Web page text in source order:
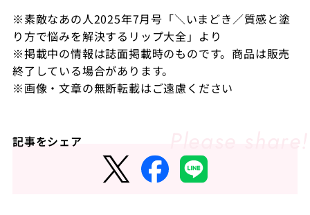
※素敵なあの人2025年7月号「＼いまどき／質感と塗
り方で悩みを解決するリップ大全」より
※掲載中の情報は誌面掲載時のものです。商品は販売
終了している場合があります。
※画像・文章の無断転載はご遠慮ください
記事をシェア